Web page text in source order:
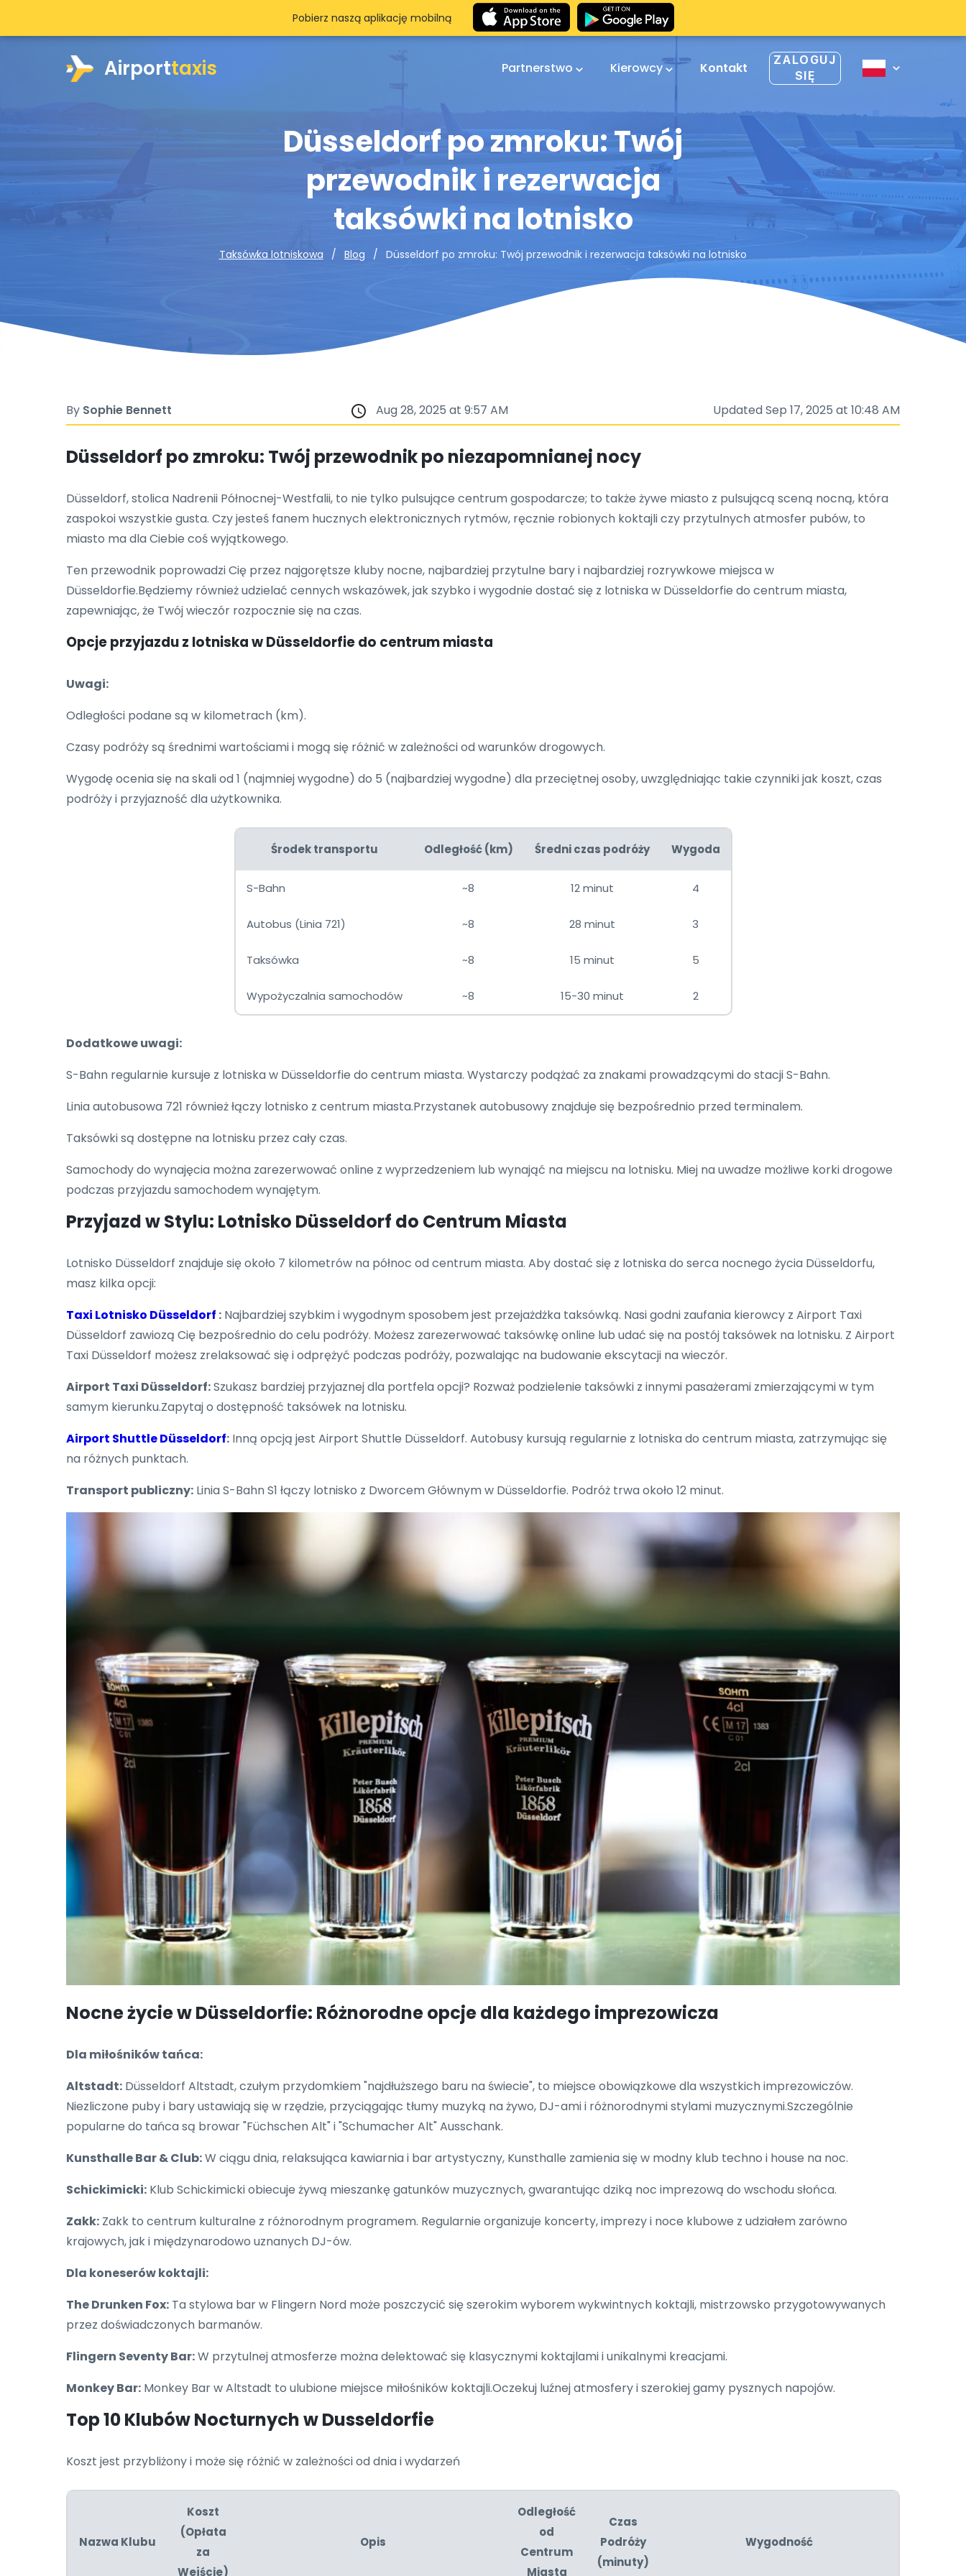
Airporttaxis Partnerstwo Kierowcy Kontakt
ZALOGUJ
SIĘ
Düsseldorf po zmroku: Twój
przewodnik i rezerwacja
taksówki na lotnisko
Taksówka lotniskowa Blog Düsseldorf po zmroku: Twój przewodnik i rezerwacja taksówki na lotnisko
Pobierz naszą aplikację mobilną
By Sophie Bennett Aug 28, 2025 at 9:57 AM Updated Sep 17, 2025 at 10:48 AM
Düsseldorf po zmroku: Twój przewodnik po niezapomnianej nocy
Düsseldorf, stolica Nadrenii Północnej-Westfalii, to nie tylko pulsujące centrum gospodarcze; to także żywe miasto z pulsującą sceną nocną, która
zaspokoi wszystkie gusta. Czy jesteś fanem hucznych elektronicznych rytmów, ręcznie robionych koktajli czy przytulnych atmosfer pubów, to
miasto ma dla Ciebie coś wyjątkowego.
Ten przewodnik poprowadzi Cię przez najgorętsze kluby nocne, najbardziej przytulne bary i najbardziej rozrywkowe miejsca w
Düsseldorfie.Będziemy również udzielać cennych wskazówek, jak szybko i wygodnie dostać się z lotniska w Düsseldorfie do centrum miasta,
zapewniając, że Twój wieczór rozpocznie się na czas.
Opcje przyjazdu z lotniska w Düsseldorfie do centrum miasta
Uwagi:
Odległości podane są w kilometrach (km).
Czasy podróży są średnimi wartościami i mogą się różnić w zależności od warunków drogowych.
Wygodę ocenia się na skali od 1 (najmniej wygodne) do 5 (najbardziej wygodne) dla przeciętnej osoby, uwzględniając takie czynniki jak koszt, czas
podróży i przyjazność dla użytkownika.
Środek transportu Odległość (km) Średni czas podróży Wygoda
S-Bahn ~8 12 minut 4
Autobus (Linia 721) ~8 28 minut 3
Taksówka ~8 15 minut 5
Wypożyczalnia samochodów ~8 15-30 minut 2
Dodatkowe uwagi:
S-Bahn regularnie kursuje z lotniska w Düsseldorfie do centrum miasta. Wystarczy podążać za znakami prowadzącymi do stacji S-Bahn.
Linia autobusowa 721 również łączy lotnisko z centrum miasta.Przystanek autobusowy znajduje się bezpośrednio przed terminalem.
Taksówki są dostępne na lotnisku przez cały czas.
Samochody do wynajęcia można zarezerwować online z wyprzedzeniem lub wynająć na miejscu na lotnisku. Miej na uwadze możliwe korki drogowe
podczas przyjazdu samochodem wynajętym.
Przyjazd w Stylu: Lotnisko Düsseldorf do Centrum Miasta
Lotnisko Düsseldorf znajduje się około 7 kilometrów na północ od centrum miasta. Aby dostać się z lotniska do serca nocnego życia Düsseldorfu,
masz kilka opcji:
Taxi Lotnisko Düsseldorf : Najbardziej szybkim i wygodnym sposobem jest przejażdżka taksówką. Nasi godni zaufania kierowcy z Airport Taxi
Düsseldorf zawiozą Cię bezpośrednio do celu podróży. Możesz zarezerwować taksówkę online lub udać się na postój taksówek na lotnisku. Z Airport
Taxi Düsseldorf możesz zrelaksować się i odprężyć podczas podróży, pozwalając na budowanie ekscytacji na wieczór.
Airport Taxi Düsseldorf:Szukasz bardziej przyjaznej dla portfela opcji? Rozważ podzielenie taksówki z innymi pasażerami zmierzającymi w tym
samym kierunku.Zapytaj o dostępność taksówek na lotnisku.
Airport Shuttle Düsseldorf: Inną opcją jest Airport Shuttle Düsseldorf. Autobusy kursują regularnie z lotniska do centrum miasta, zatrzymując się
na różnych punktach.
Transport publiczny: Linia S-Bahn S1 łączy lotnisko z Dworcem Głównym w Düsseldorfie. Podróż trwa około 12 minut.
Nocne życie w Düsseldorfie: Różnorodne opcje dla każdego imprezowicza
Dla miłośników tańca:
Altstadt: Düsseldorf Altstadt, czułym przydomkiem "najdłuższego baru na świecie", to miejsce obowiązkowe dla wszystkich imprezowiczów.
Niezliczone puby i bary ustawiają się w rzędzie, przyciągając tłumy muzyką na żywo, DJ-ami i różnorodnymi stylami muzycznymi.Szczególnie
popularne do tańca są browar "Füchschen Alt" i "Schumacher Alt" Ausschank.
Kunsthalle Bar & Club:W ciągu dnia, relaksująca kawiarnia i bar artystyczny, Kunsthalle zamienia się w modny klub techno i house na noc.
Schickimicki: Klub Schickimicki obiecuje żywą mieszankę gatunków muzycznych, gwarantując dziką noc imprezową do wschodu słońca.
Zakk: Zakk to centrum kulturalne z różnorodnym programem. Regularnie organizuje koncerty, imprezy i noce klubowe z udziałem zarówno
krajowych, jak i międzynarodowo uznanych DJ-ów.
Dla koneserów koktajli:
The Drunken Fox: Ta stylowa bar w Flingern Nord może poszczycić się szerokim wyborem wykwintnych koktajli, mistrzowsko przygotowywanych
przez doświadczonych barmanów.
Flingern Seventy Bar:W przytulnej atmosferze można delektować się klasycznymi koktajlami i unikalnymi kreacjami.
Monkey Bar: Monkey Bar w Altstadt to ulubione miejsce miłośników koktajli.Oczekuj luźnej atmosfery i szerokiej gamy pysznych napojów.
Top 10 Klubów Nocturnych w Dusseldorfie
Koszt jest przybliżony i może się różnić w zależności od dnia i wydarzeń
Nazwa Klubu
Koszt
(Opłata
za
Wejście)
Opis
Odległość
od
Centrum
Miasta
Czas
Podróży
(minuty)
Wygodność